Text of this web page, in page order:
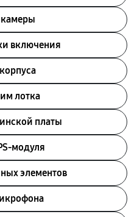
включения
лотка
платы
модуля
элементов